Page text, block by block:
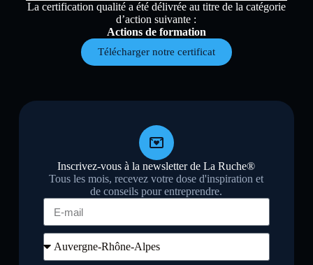
La certification qualité a été délivrée au titre de la catégorie
d’action suivante :
Actions de formation
Télécharger notre certificat
Inscrivez-vous à la newsletter de La Ruche®
Tous les mois, recevez votre dose d'inspiration et
de conseils pour entreprendre.